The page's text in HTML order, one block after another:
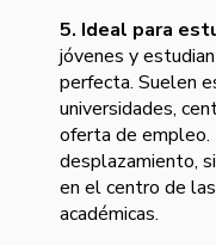
5. Ideal para
jóvenes y
perfecta. Suelen
universidades,
oferta de
desplazamiento,
en el centro de
académicas.